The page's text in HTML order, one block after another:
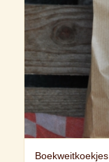
Boekweitkoekjes